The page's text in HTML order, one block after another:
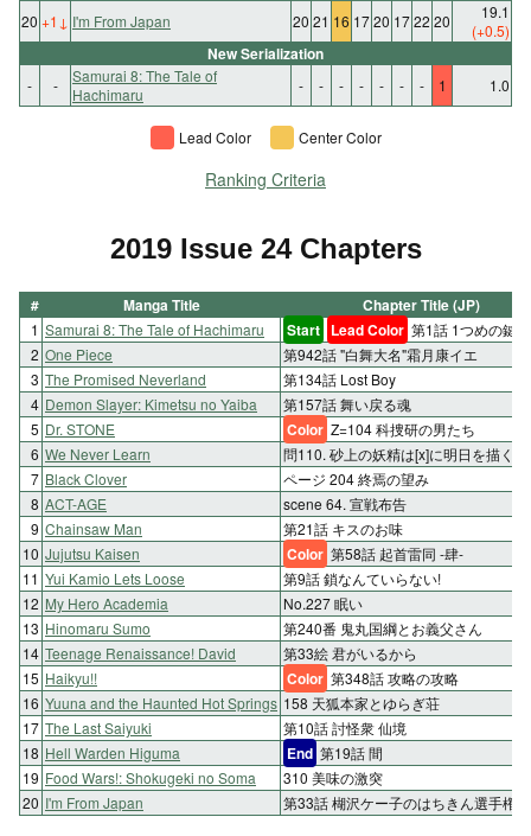
20 +1 ↓ I'm From Japan 20 21 16 1720 1722 20
19.1
(+0.5)
New Serialization
- -
Samurai 8: The Tale of
Hachimaru
- - - - - - - 1 1.0
Lead Color Center Color
Ranking Criteria
2019 Issue 24 Chapters
# Manga Title Chapter Title (JP)
1 Samurai 8: The Tale of Hachimaru Start Lead Color 第1話 1つめの鍵
2 One Piece
第942話 "白舞大名"霜月康イエ
3 The Promised Neverland
第134話 Lost Boy
4 Demon Slayer: Kimetsu no Yaiba
第157話 舞い戻る魂
5 Dr. STONE Color Z=104 科捜研の男たち
6 We Never Learn
問110. 砂上の妖精は[x]に明日を描く④
7 Black Clover
ページ 204 終焉の望み
8 ACT-AGE
scene 64. 宣戦布告
9 Chainsaw Man
第21話 キスのお味
10 Jujutsu Kaisen Color 第58話 起首雷同 -肆-
11 Yui Kamio Lets Loose
第9話 鎖なんていらない!
12 My Hero Academia
No.227 眠い
13 Hinomaru Sumo
第240番 鬼丸国綱とお義父さん
14 Teenage Renaissance! David
第33絵 君がいるから
15 Haikyu!! Color 第348話 攻略の攻略
16 Yuuna and the Haunted Hot Springs 158 天狐本家とゆらぎ荘
17 The Last Saiyuki
第10話 討怪衆 仙境
18 Hell Warden Higuma End 第19話 間
19 Food Wars!: Shokugeki no Soma
310 美味の激突
20 I'm From Japan 第33話 楜沢ケー子のはちきん選手権